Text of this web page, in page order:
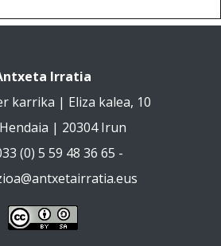
Irratia
karrika | Eliza kalea, 10
| 20304 Irun
(0) 5 59 48 36 65 -